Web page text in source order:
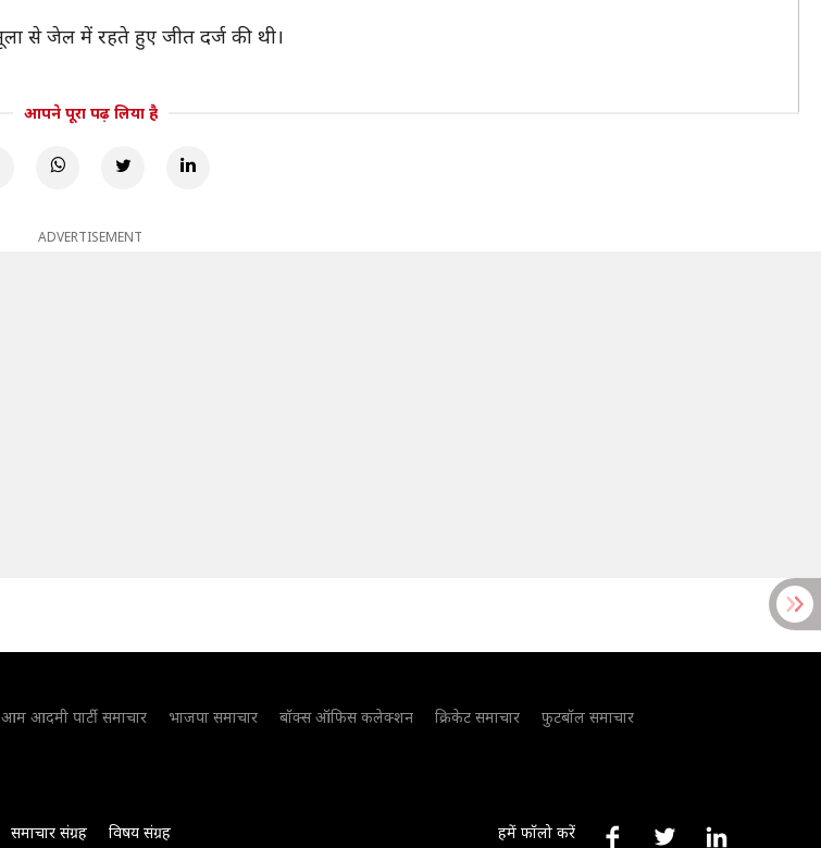
से जेल में रहते हुए जीत दर्ज की थी।
आपने पूरा पढ़ लिया है
ADVERTISEMENT
आम आदमी पार्टी समाचार भाजपा समाचार बॉक्स ऑफिस कलेक्शन क्रिकेट समाचार
फुटबॉल समाचार
समाचार संग्रह विषय संग्रह हमें फॉलो करें